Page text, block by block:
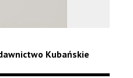
Kubańskie